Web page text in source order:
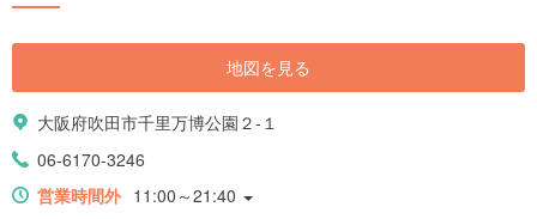
地図を見る
大阪府吹田市千里万博公園２-１
06-6170-3246
営業時間外 11:00～21:40